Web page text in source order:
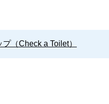
（Check a Toilet）